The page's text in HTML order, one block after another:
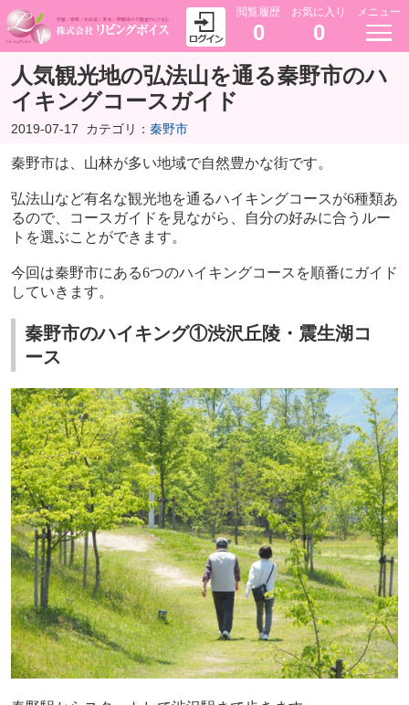
閲覧履歴
0
お気に入り
0
メニュー
人気観光地の弘法山を通る秦野市のハ
イキングコースガイド
2019-07-17 カテゴリ： 秦野市
秦野市は、山林が多い地域で自然豊かな街です。
弘法山など有名な観光地を通るハイキングコースが6種類あ
るので、コースガイドを見ながら、自分の好みに合うルー
トを選ぶことができます。
今回は秦野市にある6つのハイキングコースを順番にガイド
していきます。
秦野市のハイキング①渋沢丘陵・震生湖コ
ース